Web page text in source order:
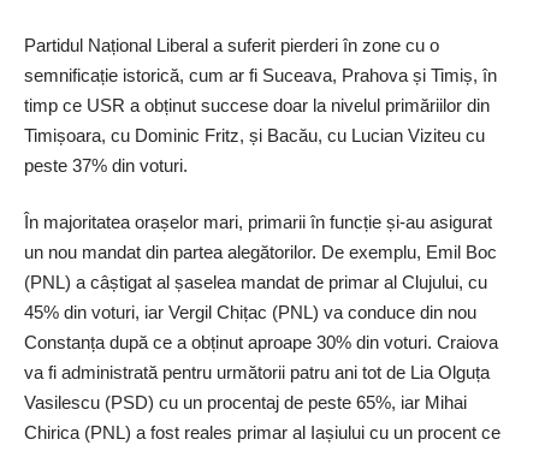
Partidul Național Liberal a suferit pierderi în zone cu o
semnificație istorică, cum ar fi Suceava, Prahova și Timiș, în
timp ce USR a obținut succese doar la nivelul primăriilor din
Timișoara, cu Dominic Fritz, și Bacău, cu Lucian Viziteu cu
peste 37% din voturi.
În majoritatea ora­șelor mari, primarii în funcție și-au asigurat
un nou mandat din partea alegătorilor. De exemplu, Emil Boc
(PNL) a câștigat al șaselea mandat de primar al Clujului, cu
45% din voturi, iar Vergil Chițac (PNL) va conduce din nou
Constanța după ce a obținut aproape 30% din voturi. Craiova
va fi administrată pentru următorii patru ani tot de Lia Olguța
Vasilescu (PSD) cu un procentaj de peste 65%, iar Mihai
Chirica (PNL) a fost reales primar al Iașiului cu un procent ce